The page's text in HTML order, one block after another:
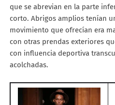
que se abrevian en la parte
corto. Abrigos amplios tenían
movimiento que ofrecían era
con otras prendas exteriores
con influencia deportiva
acolchadas.